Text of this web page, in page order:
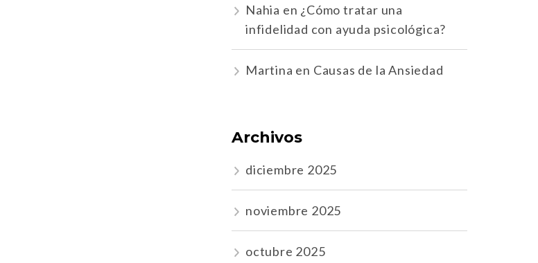
Nahia en ¿Cómo tratar una
infidelidad con ayuda psicológica?
Martina en Causas de la Ansiedad
Archivos
diciembre 2025
noviembre 2025
octubre 2025